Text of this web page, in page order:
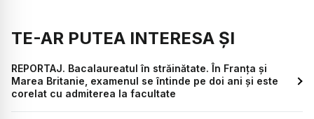
TE-AR PUTEA INTERESA ȘI
REPORTAJ. Bacalaureatul în străinătate. În Franța și
Marea Britanie, examenul se întinde pe doi ani și este
corelat cu admiterea la facultate